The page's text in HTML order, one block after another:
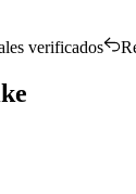
verificados